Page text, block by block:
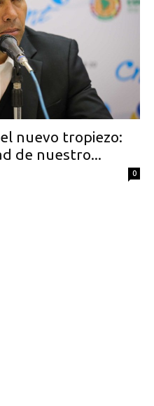
nuevo tropiezo:
de nuestro...
0